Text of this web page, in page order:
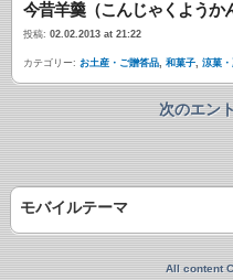
今昔羊羹（こんじゃくようか
投稿: 02.02.2013 at 21:22
カテゴリー: お土産・ご贈答品, 和菓子, 涼菓
次のエン
モバイルテーマ
All content